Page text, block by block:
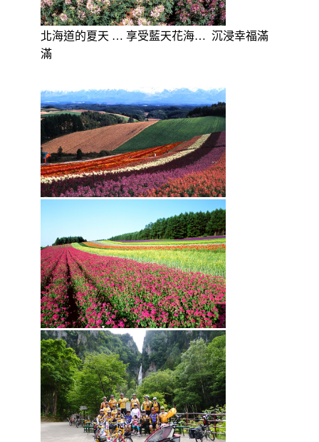
北海道的夏天 … 享受藍天花海… 沉浸幸福滿
滿